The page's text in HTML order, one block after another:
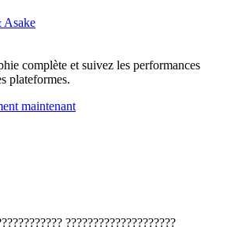
Asake
complète et suivez les performances
plateformes.
maintenant
????????????????????